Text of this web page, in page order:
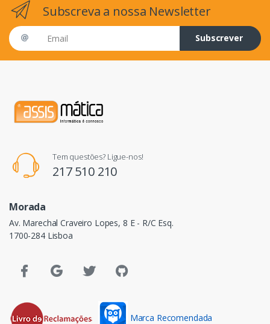
Subscreva a nossa Newsletter
Email address
Subscrever
Tem questões? Ligue-nos!
217 510 210
Morada
Av. Marechal Craveiro Lopes, 8 E - R/C Esq.
1700-284 Lisboa
Marca Recomendada